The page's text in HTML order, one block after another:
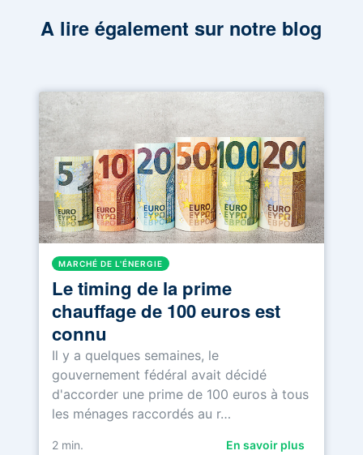
A lire également sur notre blog
MARCHÉ DE L'ÉNERGIE
Le timing de la prime
chauffage de 100 euros est
connu
Il y a quelques semaines, le
gouvernement fédéral avait décidé
d'accorder une prime de 100 euros à tous
les ménages raccordés au r…
2 min. En savoir plus